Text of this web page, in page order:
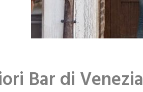
Bar di Venezia